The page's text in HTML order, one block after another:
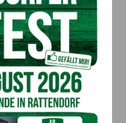
Gesundheitssystems
essentiell
zu Ende: Anna